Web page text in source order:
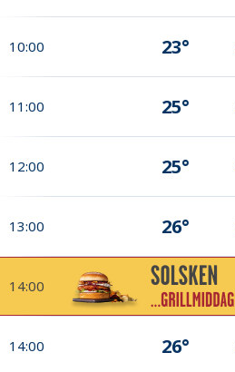
10:00 23°
11:00 25°
12:00 25°
13:00 26°
14:00
14:00 26°